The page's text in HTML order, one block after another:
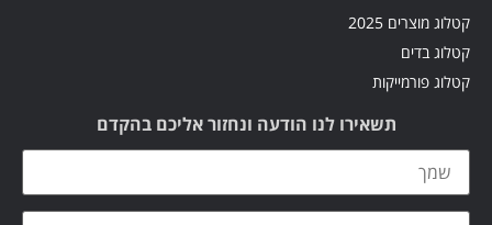
קטלוג מוצרים 2025
קטלוג בדים
קטלוג פורמייקות
תשאירו לנו הודעה ונחזור אליכם בהקדם